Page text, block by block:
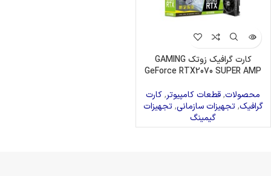
کارت گرافیک زوتک GAMING
GeForce RTX2070 SUPER AMP
محصولات,قطعات کامپیوتر,کارت
گرافیک,تجهیزات سازمانی,تجهیزات
گیمینگ